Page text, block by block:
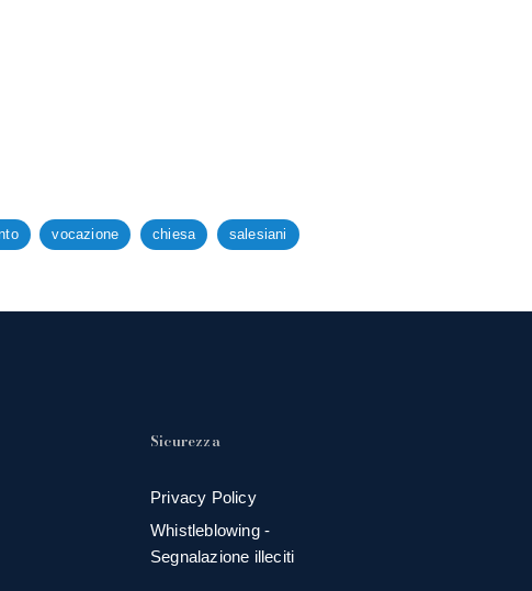
vocazione chiesa salesiani
Sicurezza
Privacy Policy
Whistleblowing -
Segnalazione illeciti